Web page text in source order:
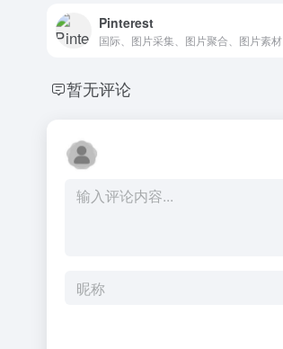
Pinterest
国际、图片采集、图片聚合、图片素材
暂无评论